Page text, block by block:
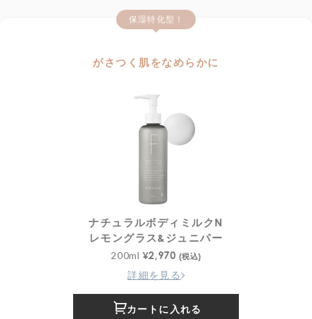
保湿特化型！
がさつく肌をなめらかに
ナチュラルボディミルクN
レモングラス&ジュニパー
200ml ¥2,970 (税込)
詳細を見る
カートに入れる